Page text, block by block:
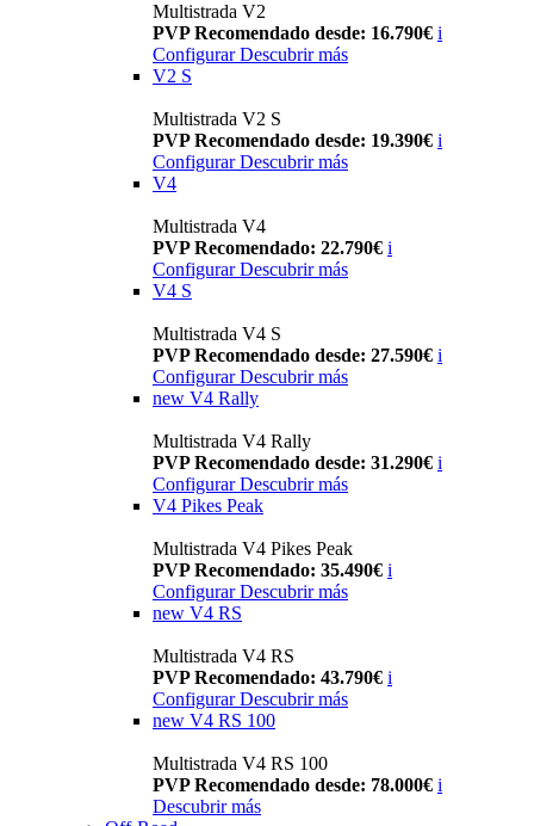
Multistrada V2
PVP Recomendado desde: 16.790€ i
Configurar Descubrir más
V2 S
Multistrada V2 S
PVP Recomendado desde: 19.390€ i
Configurar Descubrir más
V4
Multistrada V4
PVP Recomendado: 22.790€ i
Configurar Descubrir más
V4 S
Multistrada V4 S
PVP Recomendado desde: 27.590€ i
Configurar Descubrir más
new V4 Rally
Multistrada V4 Rally
PVP Recomendado desde: 31.290€ i
Configurar Descubrir más
V4 Pikes Peak
Multistrada V4 Pikes Peak
PVP Recomendado: 35.490€ i
Configurar Descubrir más
new V4 RS
Multistrada V4 RS
PVP Recomendado: 43.790€ i
ConfigurarDescubrir más
new V4 RS 100
Multistrada V4 RS 100
PVP Recomendado desde: 78.000€ i
Descubrir más